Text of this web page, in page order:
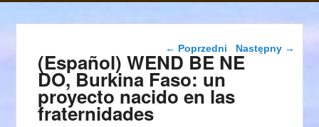
Nawigacja wpisu
← Poprzedni Następny →
(Español) WEND BE NE
DO, Burkina Faso: un
proyecto nacido en las
fraternidades